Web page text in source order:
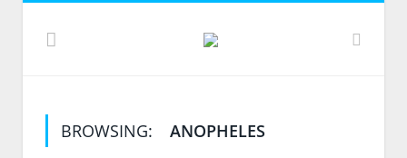
BROWSING: ANOPHELES